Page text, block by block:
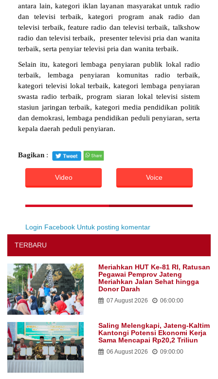
antara lain, kategori iklan layanan masyarakat untuk radio
dan televisi terbaik, kategori program anak radio dan
televisi terbaik, feature radio dan televisi terbaik, talkshow
radio dan televisi terbaik, presenter televisi pria dan wanita
terbaik, serta penyiar televisi pria dan wanita terbaik.
Selain itu, kategori lembaga penyiaran publik lokal radio
terbaik, lembaga penyiaran komunitas radio terbaik,
kategori televisi lokal terbaik, kategori lembaga penyiaran
swasta radio terbaik, program siaran lokal televisi sistem
stasiun jaringan terbaik, kategori media pendidikan politik
dan demokrasi, lembaga pendidikan peduli penyiaran, serta
kepala daerah peduli penyiaran.
Bagikan :
Video Voice
Login Facebook Untuk posting komentar
TERBARU
Meriahkan HUT Ke-81 RI, Ratusan
Pegawai Pemprov Jateng
Meriahkan Jalan Sehat hingga
Donor Darah
07 August 2026 06:00:00
Saling Melengkapi, Jateng-Kaltim
Kantongi Potensi Ekonomi Kerja
Sama Mencapai Rp20,2 Triliun
06 August 2026 09:00:00